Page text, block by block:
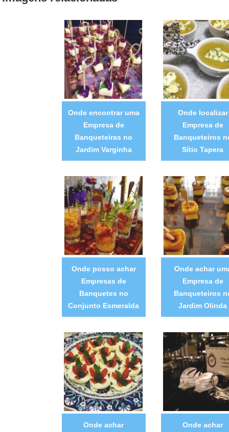
Onde encontrar uma
Empresa de
Banqueteiras no
Jardim Varginha
Onde localizar
Empresa de
Banqueteiros
Sítio Tapera
Onde posso achar
Empresas de
Banquetes no
Conjunto Esmeralda
Onde achar
Empresa de
Banqueteiros
Jardim Olinda
Onde achar
Onde achar